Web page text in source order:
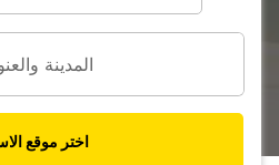
اختر موقع